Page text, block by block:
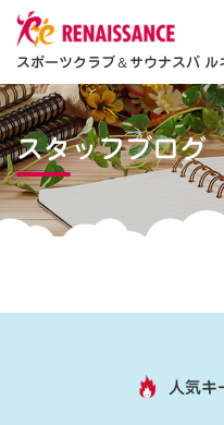
スポーツクラブ＆サウナスパ
スタッフブログ
人気キ